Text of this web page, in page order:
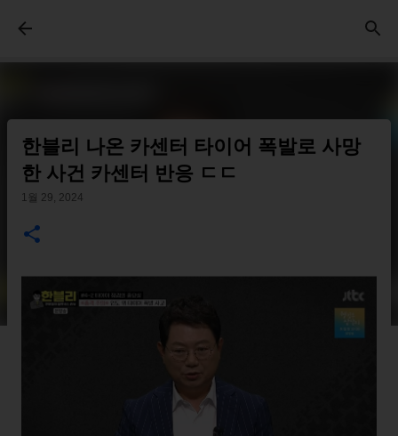
한블리 나온 카센터 타이어 폭발로 사망
한 사건 카센터 반응 ㄷㄷ
1월 29, 2024